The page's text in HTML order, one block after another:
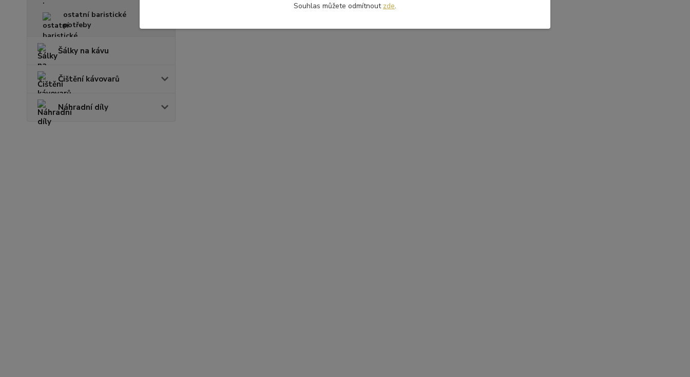
ostatní baristické
potřeby
Šálky na kávu
Čištění kávovarů
Náhradní díly
Souhlas můžete odmítnout zde.